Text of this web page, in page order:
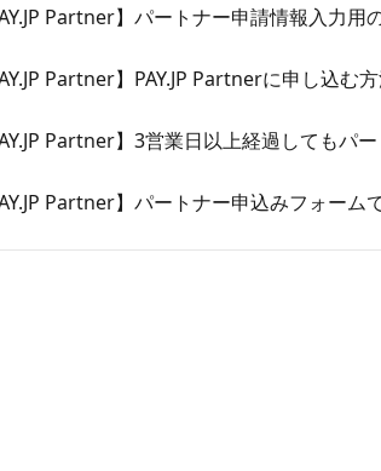
Partner】パートナー申請情報入力
Partner】PAY.JP Partnerに申し込む
Partner】3営業日以上経過してもパ
Partner】パートナー申込みフォー